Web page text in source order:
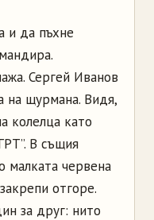
и да пъхне
Сергей Иванов
на щурмана. Видя,
колелца като
В същия
малката червена
отгоре.
за друг: нито